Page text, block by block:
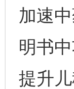
加速
明书
提升